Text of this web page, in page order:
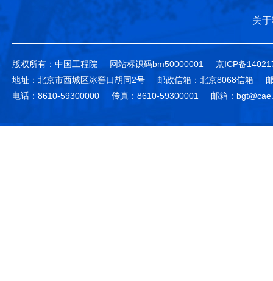
关
版权所有：中国工程院 网站标识码bm50000001
京ICP备
地址：北京市西城区冰窖口胡同2号
邮政信箱：北京8068信箱
电话：8610-59300000
传真：8610-59300001 邮箱：